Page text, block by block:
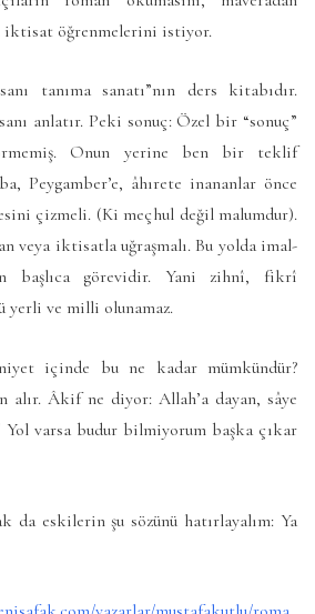
iktisat öğrenmelerini istiyor.
tanıma sanatı”nın ders kitabıdır.
anlatır. Peki sonuç: Özel bir “sonuç”
Onun yerine ben bir teklif
Peygamber’e, âhırete inananlar önce
çizmeli. (Ki meçhul değil malumdur).
veya iktisatla uğraşmalı. Bu yolda imal-
başlıca görevidir. Yani zihnî, fikrî
yerli ve milli olunamaz.
içinde bu ne kadar mümkündür?
alır. Âkif ne diyor: Allah’a dayan, sâye
varsa budur bilmiyorum başka çıkar
da eskilerin şu sözünü hatırlayalım: Ya